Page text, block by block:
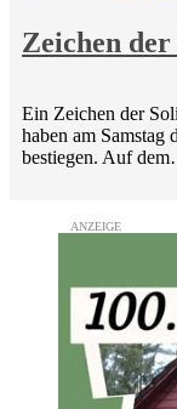
Zeichen
Ein Zeichen der
haben am Samstag
bestiegen. Auf